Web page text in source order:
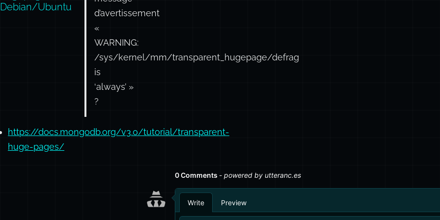
Debian/Ubuntu
d’avertissement
«
WARNING:
/sys/kernel/mm/transparent_hugepage/defrag
is
‘always’ »
?
https://docs.mongodb.org/v3.0/tutorial/transparent-
huge-pages/